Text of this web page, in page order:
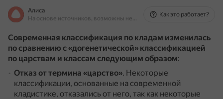
Алиса
На основе источников, возможны неточности
Как это работает?
Современная классификация по кладам изменилась
по сравнению с «догенетической» классификацией
по царствам и классам следующим образом:
Отказ от термина «царство». Некоторые
классификации, основанные на современной
кладистике, отказались от него, так как некоторые